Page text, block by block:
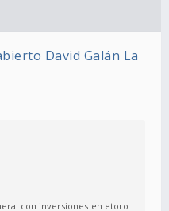
David Galán La
con inversiones en etoro